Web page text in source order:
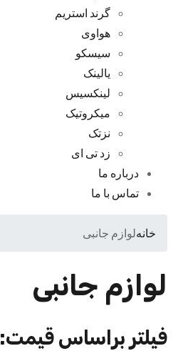
گرند استریم
هواوی
سیسکو
یالینک
لینکسیس
میکروتیک
نزتک
زد تی ای
درباره ما
تماس با ما
خانهلوازم جانبی
لوازم جانبی
فیلتر براساس قیمت: